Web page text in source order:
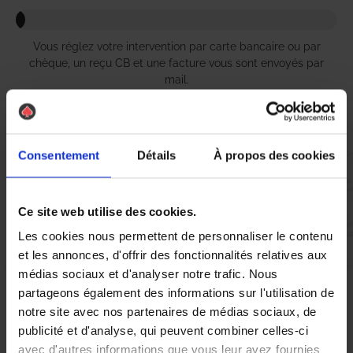
Consentement Détails À propos des cookies
Ce site web utilise des cookies.
Les cookies nous permettent de personnaliser le contenu
et les annonces, d'offrir des fonctionnalités relatives aux
médias sociaux et d'analyser notre trafic. Nous
partageons également des informations sur l'utilisation de
notre site avec nos partenaires de médias sociaux, de
publicité et d'analyse, qui peuvent combiner celles-ci
avec d'autres informations que vous leur avez fournies
Vous réglez votre intervention par carte bancaire ou par
chèque, un reçu CB et une facture vous sont envoyés par
mail.
Etape 5 :
Vous évaluez la prestation
Vous recevez une demande d’évaluation de votre expérience
avec l’équipe AS DE PIC.
Nous avons pensé à tout